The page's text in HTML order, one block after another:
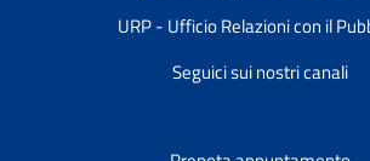
URP - Ufficio Relazioni con il
Seguici sui nostri canali